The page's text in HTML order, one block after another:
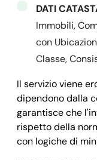
DATI
Immobili,
con
Classe,
Il servizio viene
dipendono dalla
garantisce che
rispetto della
con logiche di